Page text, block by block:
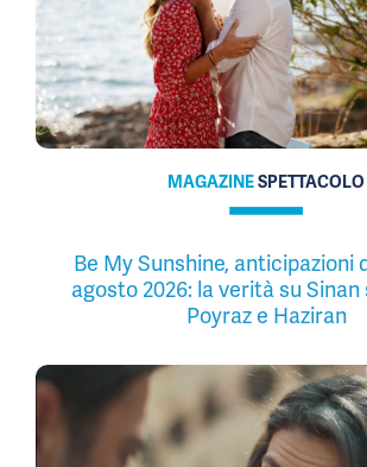
MAGAZINESPETTACOLO
Be My Sunshine, anticipazioni
agosto 2026: la verità su
Poyraz e Haziran